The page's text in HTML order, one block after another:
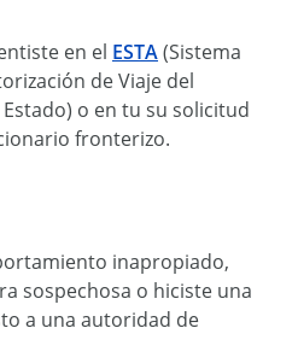
en el ESTA(Sistema
de Viaje del
o en tu su solicitud
fronterizo.
inapropiado,
sospechosa o hiciste una
a una autoridad de